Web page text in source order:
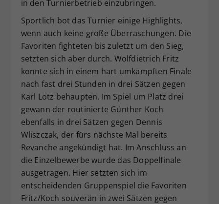
in den Turnierbetrieb einzubringen.
Sportlich bot das Turnier einige Highlights,
wenn auch keine große Überraschungen. Die
Favoriten fighteten bis zuletzt um den Sieg,
setzten sich aber durch. Wolfdietrich Fritz
konnte sich in einem hart umkämpften Finale
nach fast drei Stunden in drei Sätzen gegen
Karl Lotz behaupten. Im Spiel um Platz drei
gewann der routinierte Günther Koch
ebenfalls in drei Sätzen gegen Dennis
Wliszczak, der fürs nächste Mal bereits
Revanche angekündigt hat. Im Anschluss an
die Einzelbewerbe wurde das Doppelfinale
ausgetragen. Hier setzten sich im
entscheidenden Gruppenspiel die Favoriten
Fritz/Koch souverän in zwei Sätzen gegen